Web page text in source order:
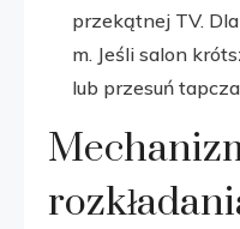
przekątnej TV.
m. Jeśli salon
lub przesuń